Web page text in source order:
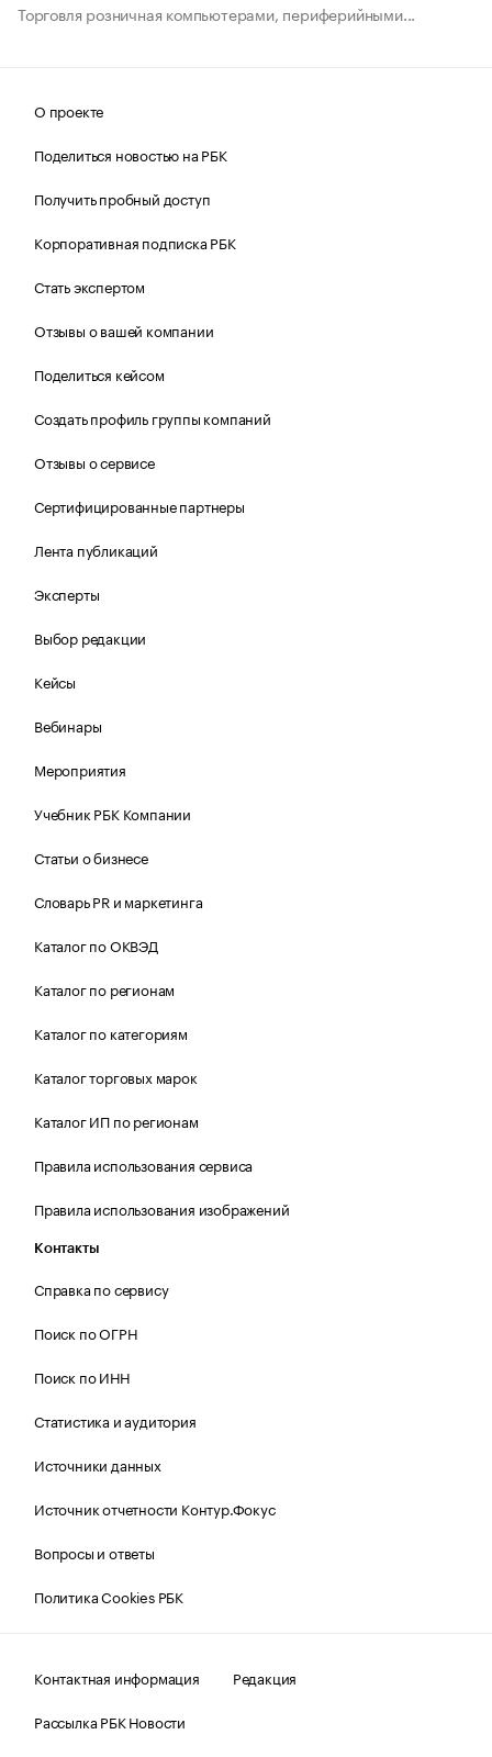
Торговля розничная компьютерами, периферийными...
О проекте
Поделиться новостью на РБК
Получить пробный доступ
Корпоративная подписка РБК
Стать экспертом
Отзывы о вашей компании
Поделиться кейсом
Создать профиль группы компаний
Отзывы о сервисе
Сертифицированные партнеры
Лента публикаций
Эксперты
Выбор редакции
Кейсы
Вебинары
Мероприятия
Учебник РБК Компании
Статьи о бизнесе
Словарь PR и маркетинга
Каталог по ОКВЭД
Каталог по регионам
Каталог по категориям
Каталог торговых марок
Каталог ИП по регионам
Правила использования сервиса
Правила использования изображений
Контакты
Справка по сервису
Поиск по ОГРН
Поиск по ИНН
Статистика и аудитория
Источники данных
Источник отчетности Контур.Фокус
Вопросы и ответы
Политика Cookies РБК
Контактная информация
Редакция
Рассылка РБК Новости